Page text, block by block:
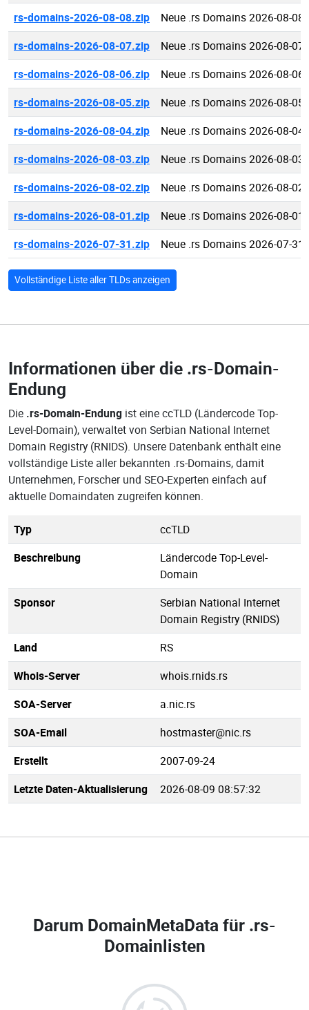
rs-domains-2026-08-08.zip
Neue .rs Domains 2026-08-08
rs-domains-2026-08-07.zip
Neue .rs Domains 2026-08-07
rs-domains-2026-08-06.zip
Neue .rs Domains 2026-08-06
rs-domains-2026-08-05.zip
Neue .rs Domains 2026-08-05
rs-domains-2026-08-04.zip
Neue .rs Domains 2026-08-04
rs-domains-2026-08-03.zip
Neue .rs Domains 2026-08-03
rs-domains-2026-08-02.zip
Neue .rs Domains 2026-08-02
rs-domains-2026-08-01.zip
Neue .rs Domains 2026-08-01
rs-domains-2026-07-31.zip
Neue .rs Domains 2026-07-31
Vollständige Liste aller TLDs anzeigen
Informationen über die .rs-Domain-
Endung
Die .rs-Domain-Endung ist eine ccTLD (Ländercode Top-
Level-Domain), verwaltet von Serbian National Internet
Domain Registry (RNIDS). Unsere Datenbank enthält eine
vollständige Liste aller bekannten .rs-Domains, damit
Unternehmen, Forscher und SEO-Experten einfach auf
aktuelle Domaindaten zugreifen können.
Typ
ccTLD
Beschreibung
Ländercode Top-Level-
Domain
Sponsor
Serbian National Internet
Domain Registry (RNIDS)
Land
RS
Whois-Server
whois.rnids.rs
SOA-Server
a.nic.rs
SOA-Email
hostmaster@nic.rs
Erstellt
2007-09-24
Letzte Daten-Aktualisierung
2026-08-09 08:57:32
Darum DomainMetaData für .rs-
Domainlisten